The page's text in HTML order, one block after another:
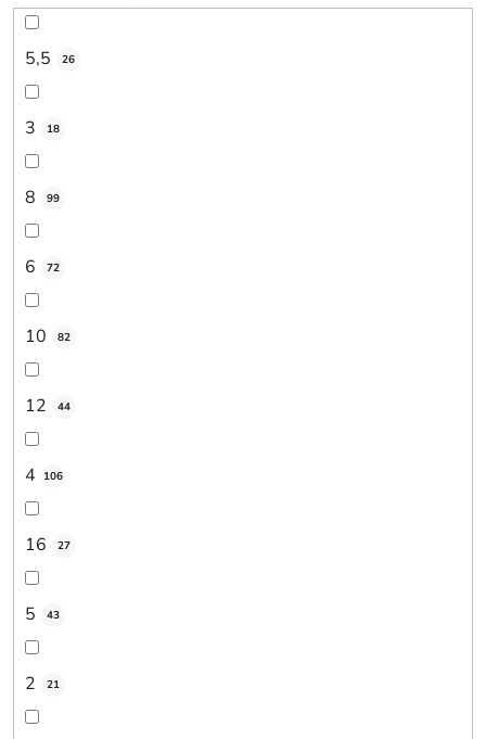
5,5 26
3 18
8 99
6 72
10 82
12 44
4 106
16 27
5 43
2 21